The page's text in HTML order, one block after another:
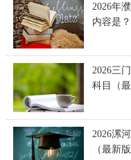
2026年
内容是
2026三
科目（最
2026漯
（最新版